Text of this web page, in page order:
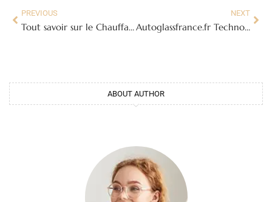
PREVIOUS
Tout savoir sur le Chauffage au Sol Hydraulique : Confort, Efficacité et Économies
NEXT
Autoglassfrance.fr Technologies : L’Innovation au Service de Votre Sécurité Automobile
ABOUT AUTHOR